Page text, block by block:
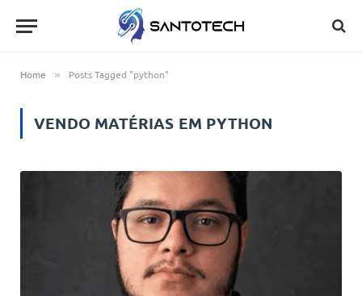
Home » Posts Tagged "python"
VENDO MATÉRIAS EM PYTHON